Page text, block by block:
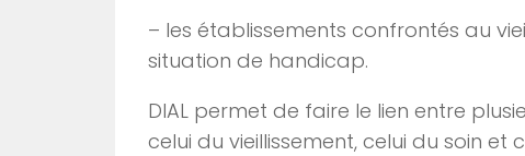
– les établissements confrontés au
situation de handicap.
DIAL permet de faire le lien entre
celui du vieillissement, celui du soin